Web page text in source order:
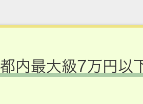
都内最大級7万円以